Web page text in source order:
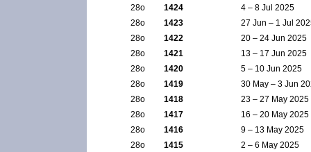
28ο
1424
4 – 8 Jul 2025
28ο
1423
27 Jun – 1 Jul
28ο
1422
20 – 24 Jun 2025
28ο
1421
13 – 17 Jun 2025
28ο
1420
5 – 10 Jun 2025
28ο
1419
30 May – 3 Jun
28ο
1418
23 – 27 May 2025
28ο
1417
16 – 20 May 2025
28ο
1416
9 – 13 May 2025
28ο
1415
2 – 6 May 2025